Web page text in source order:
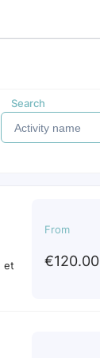
Search
From
€120.00